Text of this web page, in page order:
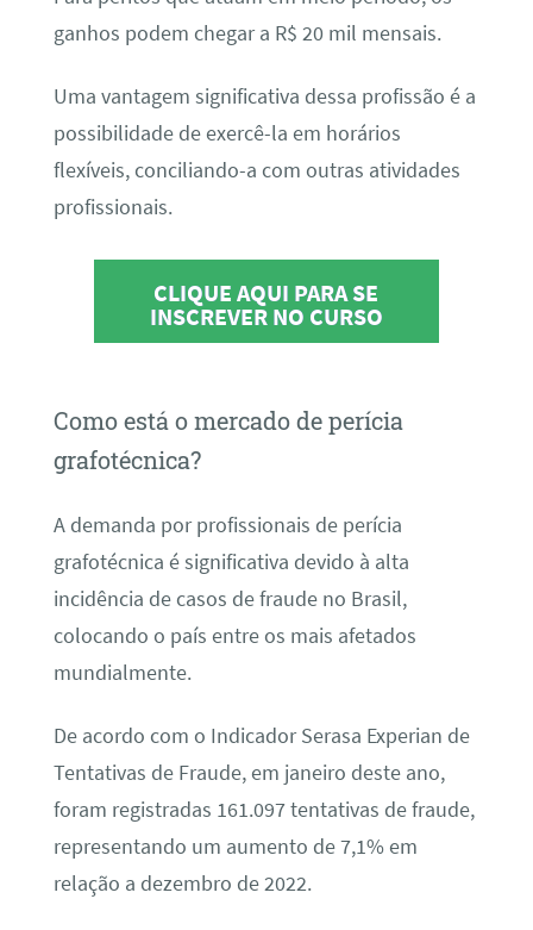
ganhos podem chegar a R$ 20 mil mensais.
Uma vantagem significativa dessa profissão é a
possibilidade de exercê-la em horários
flexíveis, conciliando-a com outras atividades
profissionais.
CLIQUE AQUI PARA SE
INSCREVER NO CURSO
Como está o mercado de perícia
grafotécnica?
A demanda por profissionais de perícia
grafotécnica é significativa devido à alta
incidência de casos de fraude no Brasil,
colocando o país entre os mais afetados
mundialmente.
De acordo com o Indicador Serasa Experian de
Tentativas de Fraude, em janeiro deste ano,
foram registradas 161.097 tentativas de fraude,
representando um aumento de 7,1% em
relação a dezembro de 2022.